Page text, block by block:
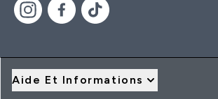
Aide Et Informations